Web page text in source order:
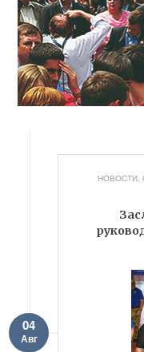
НОВОСТИ,
04
Авг